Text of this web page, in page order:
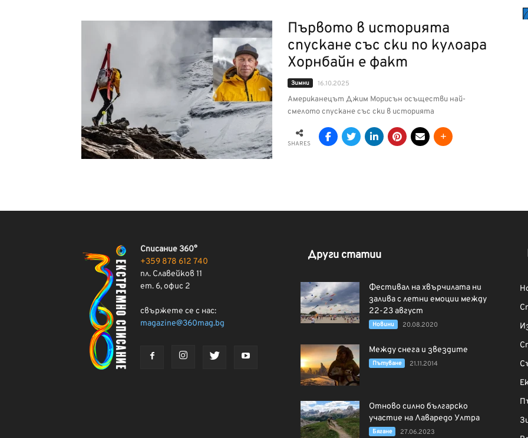
Първото в историята
спускане със ски по кулоара
Хорнбайн е факт
Зимни 16.10.2025
Американецът Джим Морисън осъществи най-
смелото спускане със ски в историята
SHARES
Списание 360°
+359 878 612 740
пл. Славейков 11
ет. 6, офис 2
свържете се с нас:
magazine@360mag.bg
Други статии
Фестивал на хвърчилата ни
залива с летни емоции между
22-23 август
Новини 20.08.2020
Между снега и звездите
Пътуване 21.11.2014
Отново силно българско
участие на Лаваредо Ултра
Бягане 27.06.2023